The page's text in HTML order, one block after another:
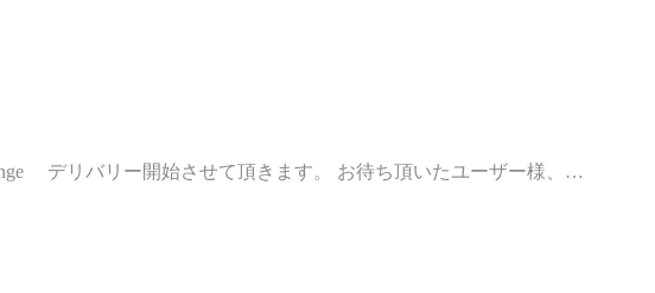
デリバリー開始させて頂きます。 お待ち頂いたユーザー様、…